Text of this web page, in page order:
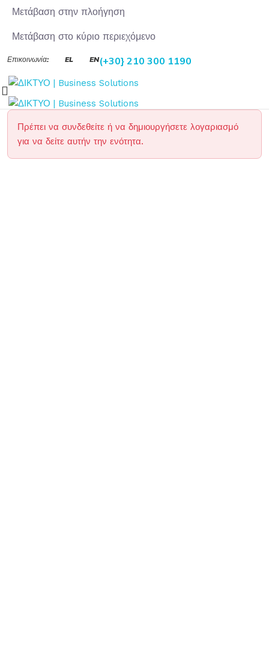
Μετάβαση στην πλοήγηση
Μετάβαση στο κύριο περιεχόμενο
Επικοινωνία: EL EN(+30} 210 300 1190
Πρέπει να συνδεθείτε ή να δημιουργήσετε λογαριασμό
για να δείτε αυτήν την ενότητα.